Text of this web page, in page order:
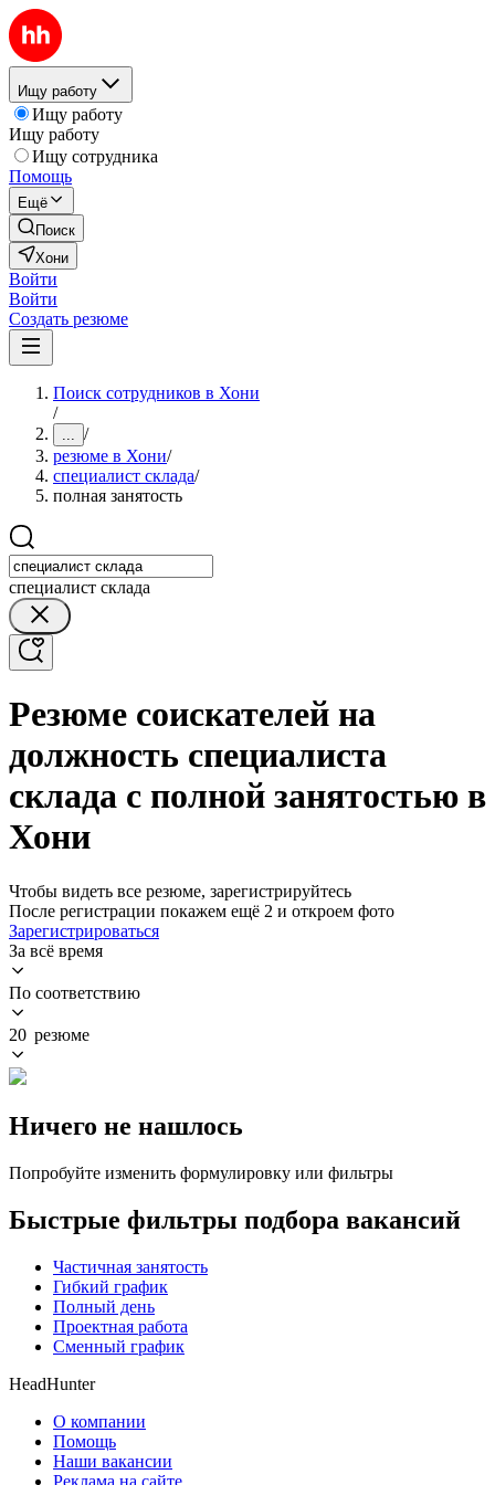
Ищу работу
Ищу работу
Ищу работу
Ищу сотрудника
Помощь
Ещё
Поиск
Хони
Войти
Войти
Создать резюме
Поиск сотрудников в Хони
/
... /
резюме в Хони/
специалист склада/
полная занятость
специалист склада
Резюме соискателей на
должность специалиста
склада с полной занятостью в
Хони
Чтобы видеть все резюме, зарегистрируйтесь
После регистрации покажем ещё 2 и откроем фото
Зарегистрироваться
За всё время
По соответствию
20 резюме
Ничего не нашлось
Попробуйте изменить формулировку или фильтры
Быстрые фильтры подбора вакансий
Частичная занятость
Гибкий график
Полный день
Проектная работа
Сменный график
HeadHunter
О компании
Помощь
Наши вакансии
Реклама на сайте